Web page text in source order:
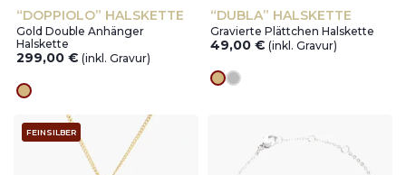
“DOPPIOLO” HALSKETTE
Gold Double Anhänger
Halskette
299,00€ (inkl. Gravur)
Goldes
“DUBLA” HALSKETTE
Gravierte Plättchen Halskette
49,00€ (inkl. Gravur)
Goldes
silver
FEINSILBER